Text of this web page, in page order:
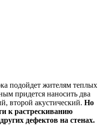
подойдет жителям теплых
придется наносить два
второй акустический. Но
к растрескиванию
дефектов на стенах.